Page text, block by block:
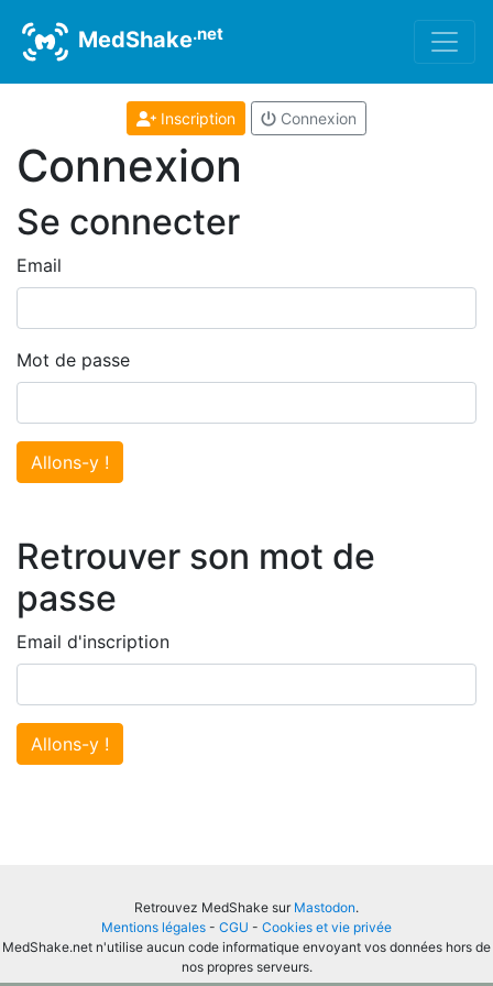
MedShake.net
Inscription Connexion
Connexion
Se connecter
Email
Mot de passe
Allons-y !
Retrouver son mot de
passe
Email d'inscription
Allons-y !
Retrouvez MedShake sur Mastodon.
Mentions légales - CGU - Cookies et vie privée
MedShake.net n'utilise aucun code informatique envoyant vos données hors de
nos propres serveurs.